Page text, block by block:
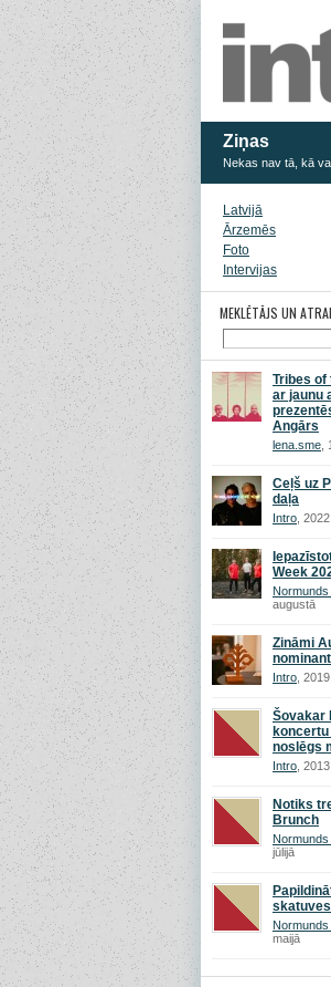
Ziņas
Nekas nav tā, kā
Latvijā
Ārzemēs
Foto
Intervijas
MEKLĒTĀJS UN
Tribes of
ar jaunu
Angārs
lena.sme
Ceļš uz
daļa
Intro ,
Week
augustā
Zināmi
Intro ,
Šovakar
noslēgs
Intro ,
Notiks
Brunch
jūlijā
maijā